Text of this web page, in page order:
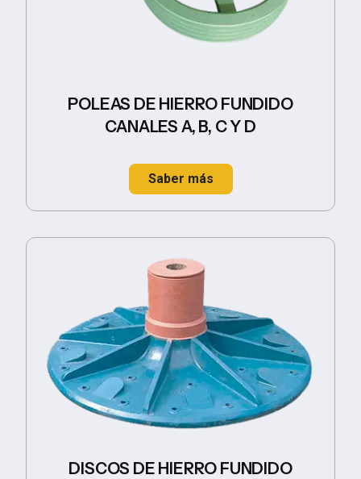
POLEAS DE HIERRO FUNDIDO
CANALES A, B, C Y D
Saber más
DISCOS DE HIERRO FUNDIDO